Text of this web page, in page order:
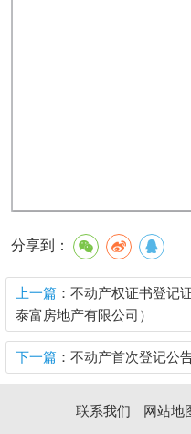
分享到：
上一篇 ：不动产权证书登记
泰富房地产有限公司）
下一篇 ：不动产首次登记公
联系我们 网站地